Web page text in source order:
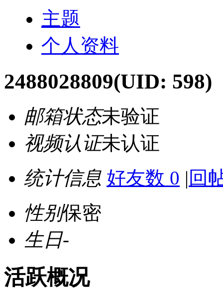
主题
个人资料
2488028809(UID: 598)
邮箱状态未验证
视频认证未认证
统计信息 好友数 0 | 回
性别保密
生日-
活跃概况